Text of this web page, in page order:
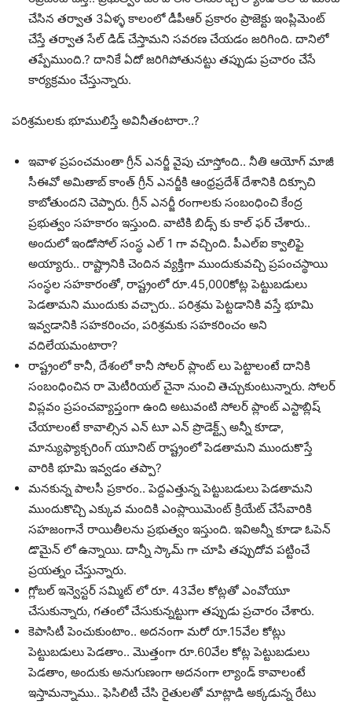
చేసిన తర్వాత 3ఏళ్ళ కాలంలో డీపీఆర్ ప్రకారం ప్రాజెక్టు ఇంప్లిమెంట్
చేస్తే తర్వాత సేల్ డిడ్ చేస్తామని సవరణ చేయడం జరిగింది. దానిలో
తప్పేముంది.? దానికే ఏదో జరిగిపోతునట్టు తప్పుడు ప్రచారం చేసే
కార్యక్రమం చేస్తున్నారు.
పరిశ్రమలకు భూములిస్తే అవినీతంటారా..?
ఇవాళ ప్రపంచమంతా గ్రీన్ ఎనర్జీ వైపు చూస్తోంది.. నీతి ఆయోగ్ మాజీ
సీఈవో అమితాబ్ కాంత్ గ్రీన్ ఎనర్జీకి ఆంధ్రప్రదేశ్ దేశానికి దిక్సూచి
కాబోతుందని చెప్పారు. గ్రీన్ ఎనర్జీ రంగాలకు సంబంధించి కేంద్ర
ప్రభుత్వం సహకారం ఇస్తుంది. వాటికి బిడ్స్ కు కాల్ ఫర్ చేశారు..
అందులో ఇండోసోల్ సంస్థ ఎల్ 1 గా వచ్చింది. పీఎల్ఐ క్వాలిఫై
అయ్యారు.. రాష్ట్రానికి చెందిన వ్యక్తిగా ముందుకువచ్చి ప్రపంచస్థాయి
సంస్థల సహకారంతో, రాష్ట్రంలో రూ.45,000కోట్ల పెట్టుబడులు
పెడతామని ముందుకు వచ్చారు.. పరిశ్రమ పెట్టడానికి వస్తే భూమి
ఇవ్వడానికి సహకరించం, పరిశ్రమకు సహకరించం అని
వదిలేయమంటారా?
రాష్ట్రంలో కానీ, దేశంలో కానీ సోలర్ ప్లాంట్ లు పెట్టాలంటే దానికి
సంబంధించిన రా మెటీరియల్ చైనా నుంచి తెచ్చుకుంటున్నారు. సోలర్
విప్లవం ప్రపంచవ్యాప్తంగా ఉంది అటువంటి సోలర్ ప్లాంట్ ఎస్టాబ్లిష్
చేయాలంటే కావాల్సిన ఎన్ టూ ఎన్ ప్రొడెక్ట్స్ అన్నీ కూడా,
మాన్యుఫ్యాక్చరింగ్ యూనిట్ రాష్ట్రంలో పెడతామని ముందుకొస్తే
వారికి భూమి ఇవ్వడం తప్పా?
మనకున్న పాలసీ ప్రకారం.. పెద్దఎత్తున్న పెట్టుబడులు పెడతామని
ముందుకొచ్చి ఎక్కువ మందికి ఎంప్లాయిమెంట్ క్రియేట్ చేసేవారికి
సహజంగానే రాయితీలను ప్రభుత్వం ఇస్తుంది. ఇవిఅన్నీ కూడా ఓపెన్
డొమైన్ లో ఉన్నాయి. దాన్నీ స్కామ్ గా చూపి తప్పుదోవ పట్టించే
ప్రయత్నం చేస్తున్నారు.
గ్లోబల్ ఇన్వెస్టర్ సమ్మిట్ లో రూ. 43వేల కోట్లతో ఎంవోయూ
చేసుకున్నారు, గతంలో చేసుకున్నట్టుగా తప్పుడు ప్రచారం చేశారు.
కెపాసిటీ పెంచుకుంటాం.. అదనంగా మరో రూ.15వేల కోట్లు
పెట్టుబడులు పెడతాం.. మొత్తంగా రూ.60వేల కోట్ల పెట్టుబడులు
పెడతాం, అందుకు అనుగుణంగా అదనంగా ల్యాండ్ కావాలంటే
ఇస్తామన్నాము.. ఫెసిలిటీ చేసి రైతులతో మాట్లాడి అక్కడున్న రేటు